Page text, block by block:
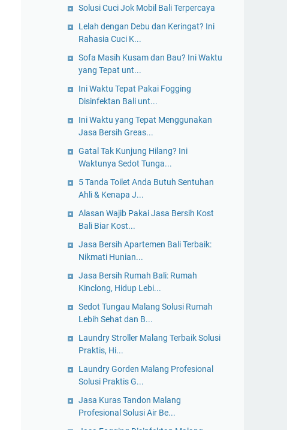
Solusi Cuci Jok Mobil Bali Terpercaya
Lelah dengan Debu dan Keringat? Ini
Rahasia Cuci K...
Sofa Masih Kusam dan Bau? Ini Waktu
yang Tepat unt...
Ini Waktu Tepat Pakai Fogging
Disinfektan Bali unt...
Ini Waktu yang Tepat Menggunakan
Jasa Bersih Greas...
Gatal Tak Kunjung Hilang? Ini
Waktunya Sedot Tunga...
5 Tanda Toilet Anda Butuh Sentuhan
Ahli & Kenapa J...
Alasan Wajib Pakai Jasa Bersih Kost
Bali Biar Kost...
Jasa Bersih Apartemen Bali Terbaik:
Nikmati Hunian...
Jasa Bersih Rumah Bali: Rumah
Kinclong, Hidup Lebi...
Sedot Tungau Malang Solusi Rumah
Lebih Sehat dan B...
Laundry Stroller Malang Terbaik Solusi
Praktis, Hi...
Laundry Gorden Malang Profesional
Solusi Praktis G...
Jasa Kuras Tandon Malang
Profesional Solusi Air Be...